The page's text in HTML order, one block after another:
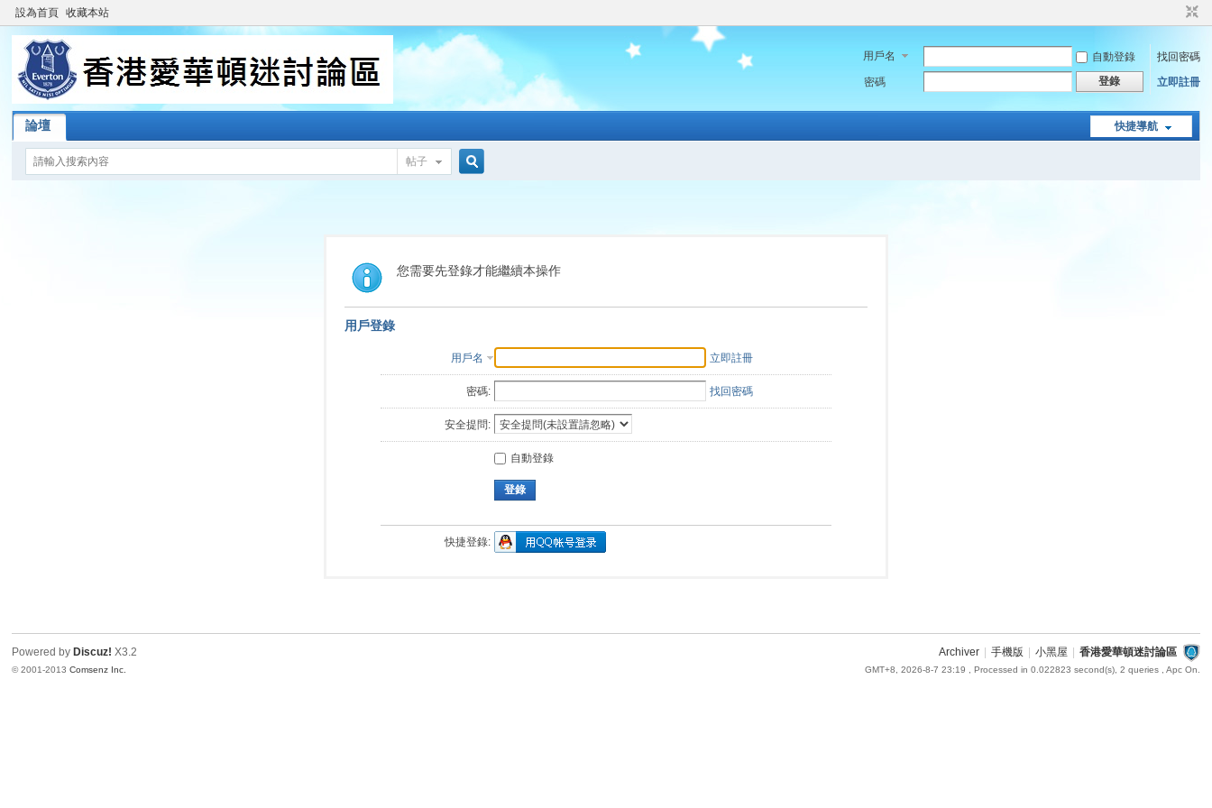
設為首頁 收藏本站
用戶名 自動登錄
找回密碼
密碼
登錄 立即註冊
快捷導航
論壇
帖子
索
您需要先登錄才能繼續本操作
用戶登錄
用戶名 立即註冊
密碼: 找回密碼
安全提問:
自動登錄
登錄
快捷登錄:
Archiver 手機版 小黑屋 香港愛華頓迷討論區
GMT+8, 2026-8-7 23:19 , Processed in 0.022823 second(s), 2 queries , Apc On.
Powered by Discuz! X3.2
© 2001-2013Comsenz Inc.